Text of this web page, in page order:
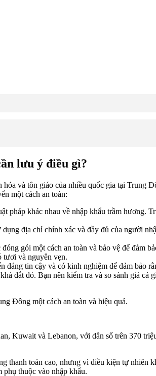
lưu ý điều gì?
và tôn giáo của nhiều quốc gia tại Trung
một cách an toàn:
khác nhau về nhập khẩu trầm hương.
địa chỉ chính xác và đầy đủ của người
gói một cách an toàn và bảo vệ để đảm
tươi và nguyên vẹn.
tin cậy và có kinh nghiệm để đảm bảo
đắt đỏ. Bạn nên kiểm tra và so sánh giá cả
Đông một cách an toàn và hiệu quả.
Kuwait và Lebanon, với dân số trên 370
toán cao, nhưng vì điều kiện tự nhiên
thuộc vào nhập khẩu.